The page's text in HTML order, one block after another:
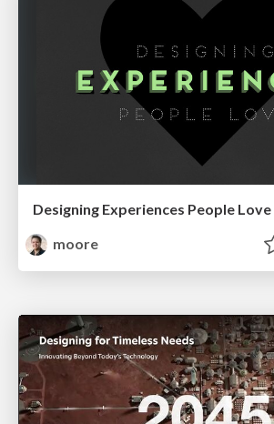
Designing Experiences People Love
moore